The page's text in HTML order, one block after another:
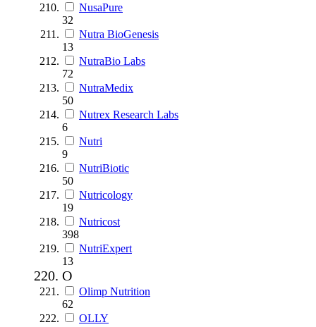
NusaPure
32
Nutra BioGenesis
13
NutraBio Labs
72
NutraMedix
50
Nutrex Research Labs
6
Nutri
9
NutriBiotic
50
Nutricology
19
Nutricost
398
NutriExpert
13
O
Olimp Nutrition
62
OLLY